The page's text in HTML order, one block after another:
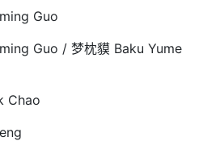
Guo
Guo / 梦枕貘 Baku Yume